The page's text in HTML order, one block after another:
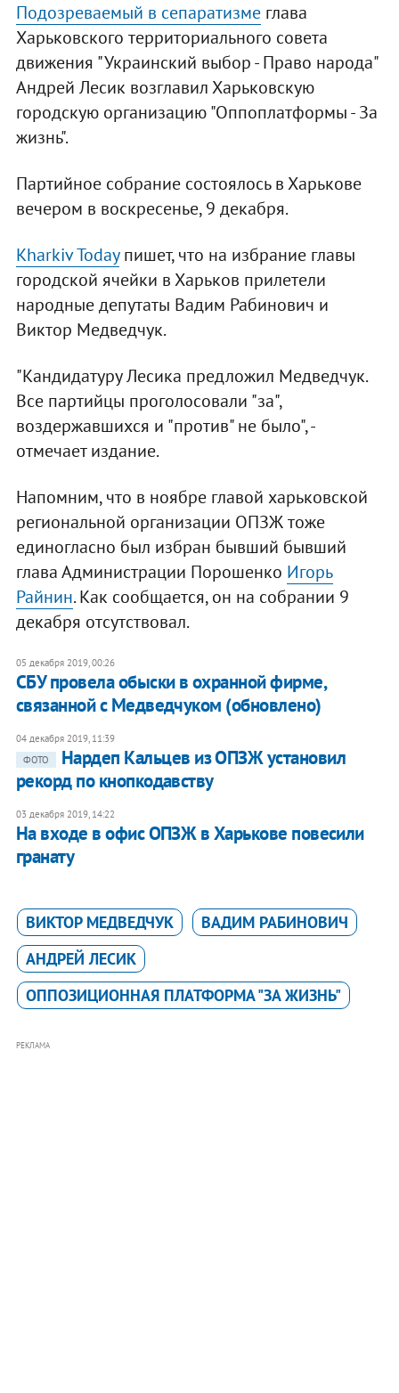
Подозреваемый в сепаратизмеглава
Харьковского территориального совета
движения "Украинский выбор - Право народа"
Андрей Лесик возглавил Харьковскую
городскую организацию "Оппоплатформы - За
жизнь".
Партийное собрание состоялось в Харькове
вечером в воскресенье, 9 декабря.
Kharkiv Todayпишет, что на избрание главы
городской ячейки в Харьков прилетели
народные депутаты Вадим Рабинович и
Виктор Медведчук.
"Кандидатуру Лесика предложил Медведчук.
Все партийцы проголосовали "за",
воздержавшихся и "против" не было", -
отмечает издание.
Напомним, что в ноябре главой харьковской
региональной организации ОПЗЖ тоже
единогласно был избран бывший бывший
глава Администрации Порошенко Игорь
Райнин. Как сообщается, он на собрании 9
декабря отсутствовал.
05 декабря 2019, 00:26
СБУ провела обыски в охранной фирме,
связанной с Медведчуком (обновлено)
04 декабря 2019, 11:39
ФОТО
Нардеп Кальцев из ОПЗЖ установил
рекорд по кнопкодавству
03 декабря 2019, 14:22
На входе в офис ОПЗЖ в Харькове повесили
гранату
ВИКТОР МЕДВЕДЧУК
ВАДИМ РАБИНОВИЧ
АНДРЕЙ ЛЕСИК
ОППОЗИЦИОННАЯ ПЛАТФОРМА "ЗА ЖИЗНЬ"
РЕКЛАМА